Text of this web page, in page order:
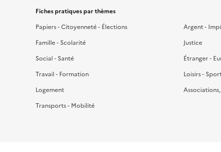
Fiches pratiques par thèmes
Papiers - Citoyenneté - Élections
Famille - Scolarité
Social - Santé
Travail - Formation
Logement
Transports - Mobilité
Argent -
Justice
Étranger -
Loisirs -